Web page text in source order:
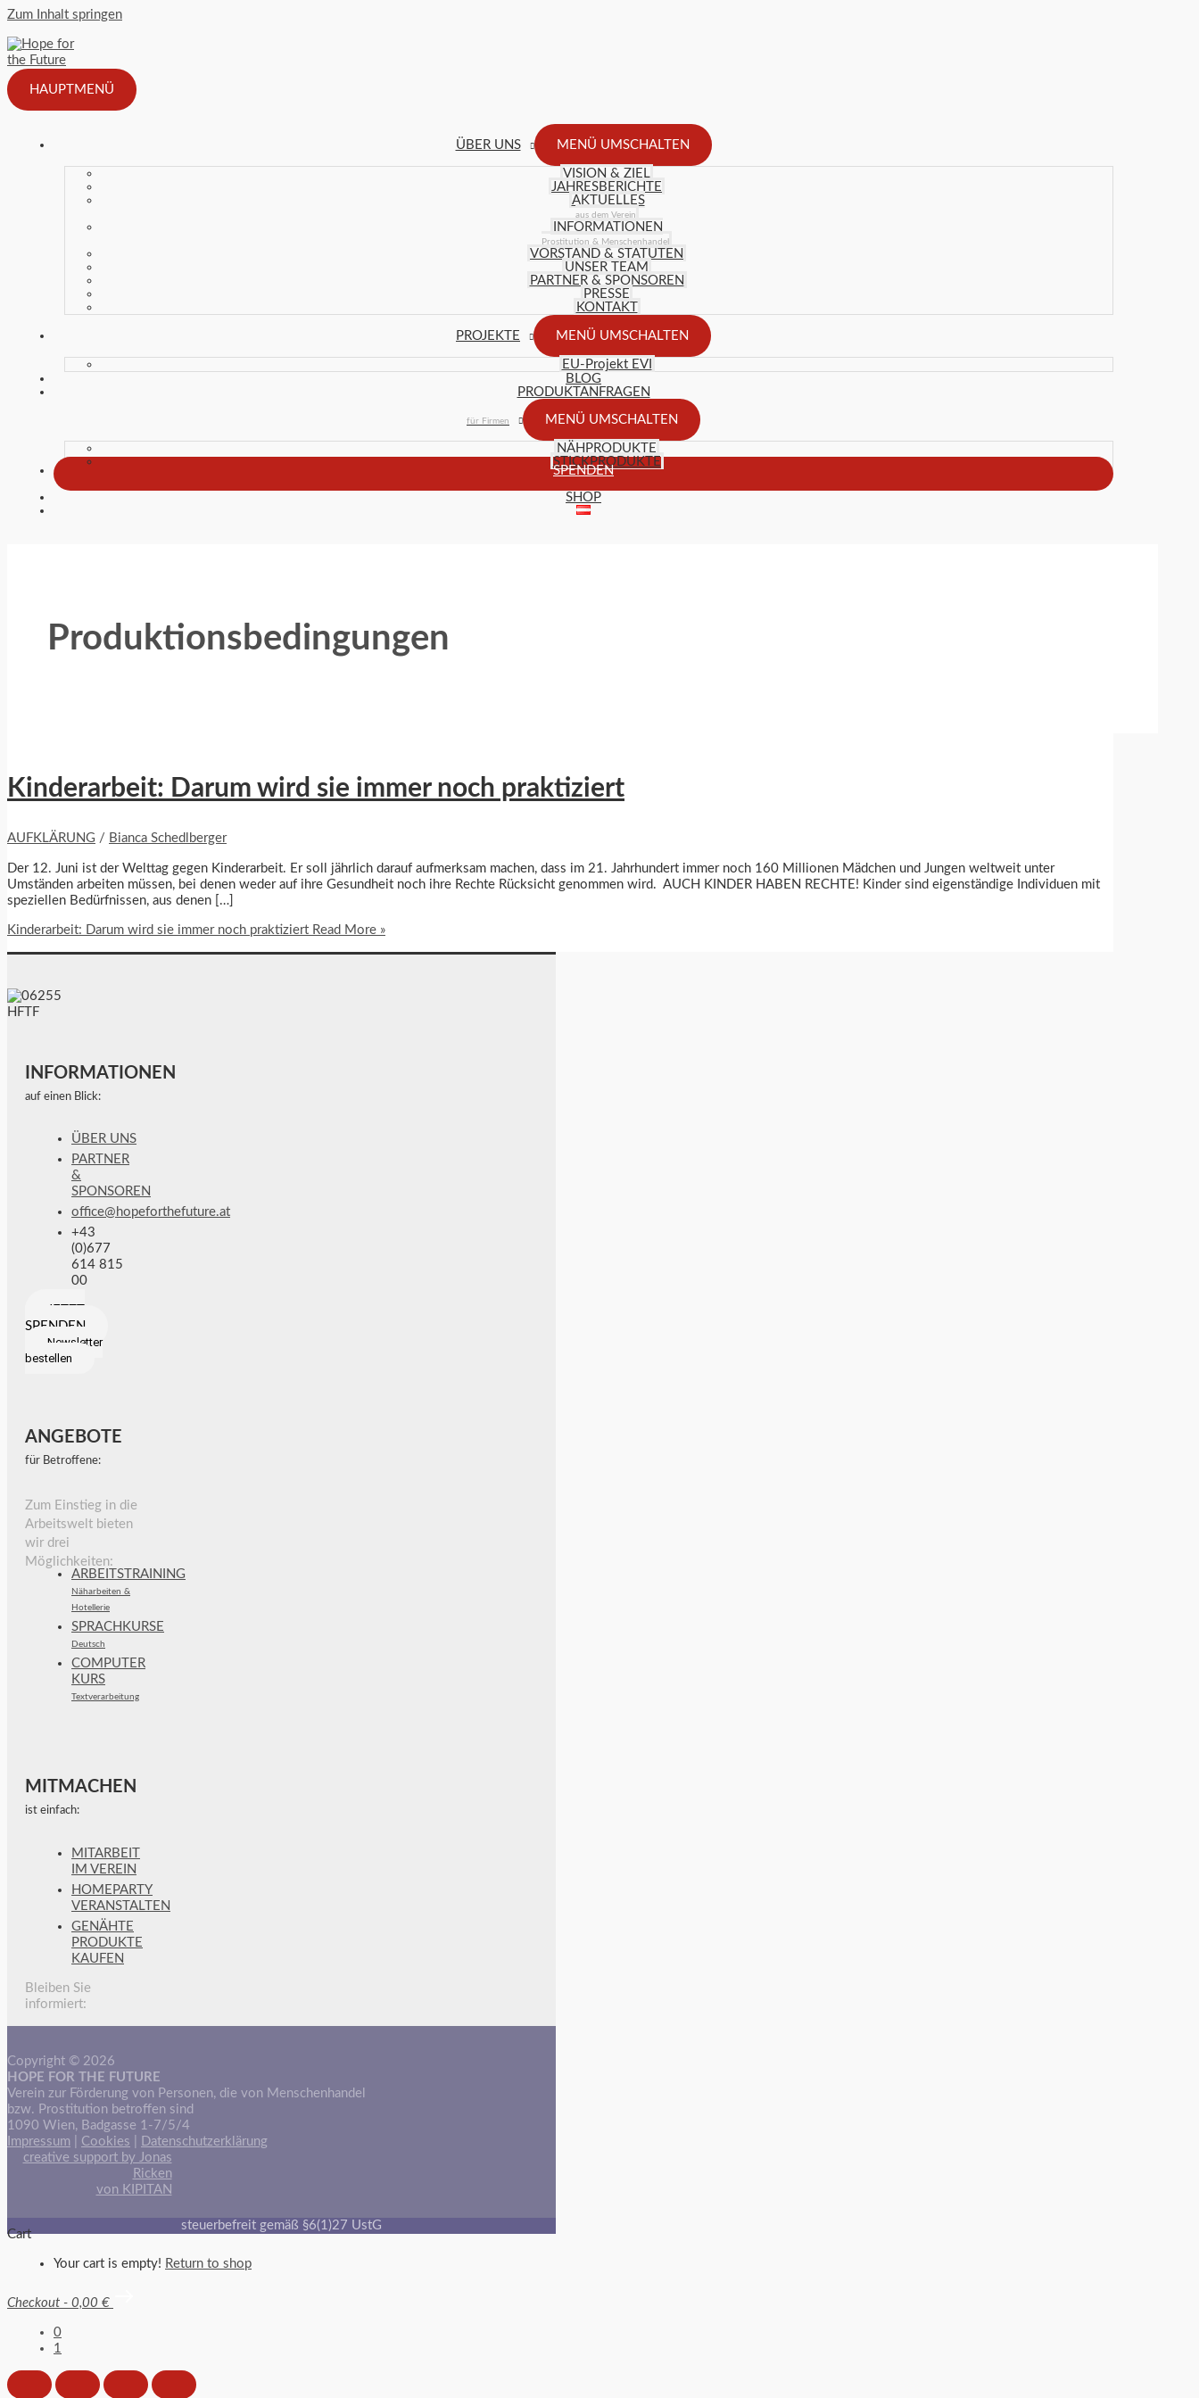
Zum Inhalt springen
HAUPTMENÜ
ÜBER UNS MENÜ UMSCHALTEN
VISION & ZIEL
JAHRESBERICHTE
AKTUELLES
aus dem Verein
INFORMATIONEN
Prostitution & Menschenhandel
VORSTAND & STATUTEN
UNSER TEAM
PARTNER & SPONSOREN
PRESSE
KONTAKT
PROJEKTE MENÜ UMSCHALTEN
EU-Projekt EVI
BLOG
PRODUKTANFRAGEN
für Firmen MENÜ UMSCHALTEN
NÄHPRODUKTE
STICKPRODUKTE
SPENDEN
SHOP
Produktionsbedingungen
Kinderarbeit: Darum wird sie immer noch praktiziert
AUFKLÄRUNG / Bianca Schedlberger
Der 12. Juni ist der Welttag gegen Kinderarbeit. Er soll jährlich darauf aufmerksam machen, dass im 21. Jahrhundert immer noch 160 Millionen Mädchen und Jungen weltweit unter
Umständen arbeiten müssen, bei denen weder auf ihre Gesundheit noch ihre Rechte Rücksicht genommen wird. AUCH KINDER HABEN RECHTE! Kinder sind eigenständige Individuen mit
speziellen Bedürfnissen, aus denen […]
Kinderarbeit: Darum wird sie immer noch praktiziert Read More »
INFORMATIONEN
auf einen Blick:
ÜBER UNS
PARTNER
&
SPONSOREN
office@hopeforthefuture.at
+43
(0)677
614 815
00
SPENDEN
Newsletter
bestellen
ANGEBOTE
für Betroffene:
Zum Einstieg in die
Arbeitswelt bieten
wir drei
Möglichkeiten:
ARBEITSTRAINING
Näharbeiten &
Hotellerie
SPRACHKURSE
Deutsch
COMPUTER
KURS
Textverarbeitung
MITMACHEN
ist einfach:
MITARBEIT
IM VEREIN
HOMEPARTY
VERANSTALTEN
GENÄHTE
PRODUKTE
KAUFEN
Bleiben Sie
informiert:
Copyright © 2026
HOPE FOR THE FUTURE
Verein zur Förderung von Personen, die von Menschenhandel
bzw. Prostitution betroffen sind
1090 Wien, Badgasse 1-7/5/4
Impressum
Cookies
Datenschutzerklärung
creative support by Jonas
Ricken
von KIPITAN
steuerbefreit gemäß §6(1)27 UstG
Cart
Your cart is empty! Return to shop
Checkout - 0,00 €
0
1